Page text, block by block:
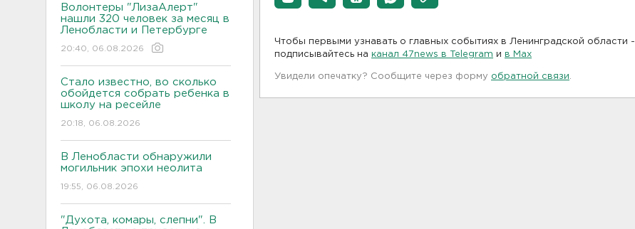
Волонтеры "ЛизаАлерт"
нашли 320 человек за месяц в
Ленобласти и Петербурге
20:40, 06.08.2026
Стало известно, во сколько
обойдется собрать ребенка в
школу на ресейле
20:18, 06.08.2026
В Ленобласти обнаружили
могильник эпохи неолита
19:55, 06.08.2026
"Духота, комары, слепни". В
Чтобы первыми узнавать о главных событиях в Ленинградской области -
подписывайтесь на канал 47news в Telegram и в Maх
Увидели опечатку? Сообщите через форму обратной связи